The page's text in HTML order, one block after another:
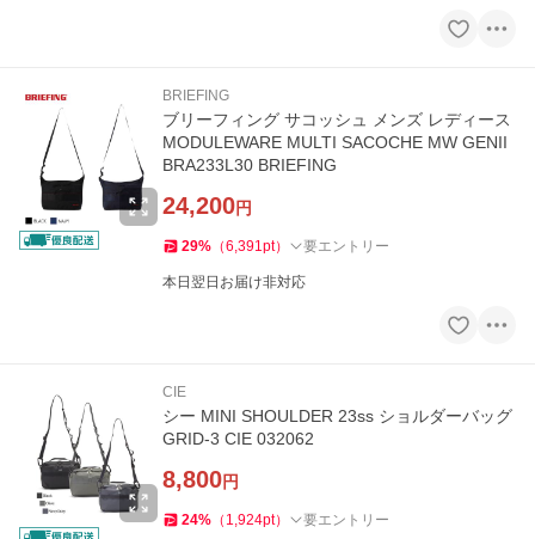
BRIEFING
ブリーフィング サコッシュ メンズ レディース
MODULEWARE MULTI SACOCHE MW GENII
BRA233L30 BRIEFING
24,200円
29% （6,391pt） 要エントリー
本日翌日お届け非対応
CIE
シー MINI SHOULDER 23ss ショルダーバッグ
GRID-3 CIE 032062
8,800円
24% （ 1,924pt） 要エントリー